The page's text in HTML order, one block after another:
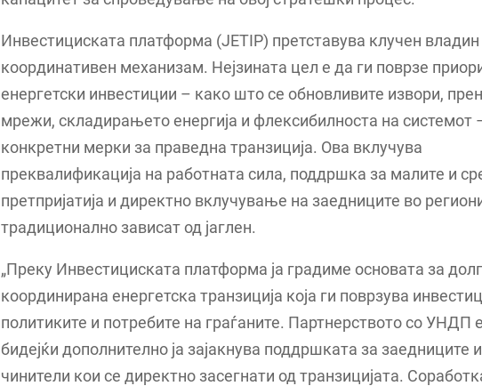
Инвестициската платформа (JETIP) претставува клучен владин
координативен механизам. Нејзината цел е да ги поврзе
енергетски инвестиции – како што се обновливите извори,
мрежи, складирањето енергија и флексибилноста на системот
конкретни мерки за праведна транзиција. Ова вклучува
преквалификација на работната сила, поддршка за малите и
претпријатија и директно вклучување на заедниците во
традиционално зависат од јаглен.
„Преку Инвестициската платформа ја градиме основата за
координирана енергетска транзиција која ги поврзува
политиките и потребите на граѓаните. Партнерството со УНДП
бидејќи дополнително ја зајакнува поддршката за заедниците
чинители кои се директно засегнати од транзицијата.